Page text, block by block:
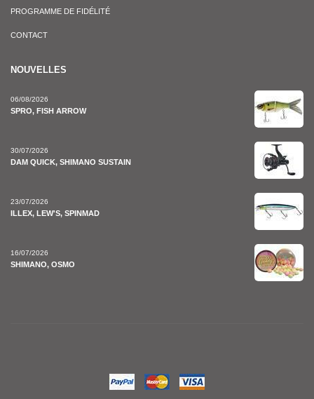
PROGRAMME DE FIDÉLITÉ
CONTACT
NOUVELLES
06/08/2026
SPRO, FISH ARROW
30/07/2026
DAM QUICK, SHIMANO SUSTAIN
23/07/2026
ILLEX, LEW'S, SPINMAD
16/07/2026
SHIMANO, OSMO